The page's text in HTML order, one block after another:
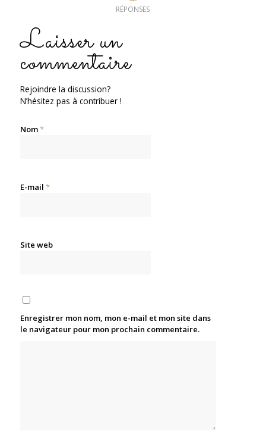
RÉPONSES
Laisser un
commentaire
Rejoindre la discussion?
N’hésitez pas à contribuer !
Nom*
E-mail *
Site web
Enregistrer mon nom, mon e-mail et mon site dans
le navigateur pour mon prochain commentaire.